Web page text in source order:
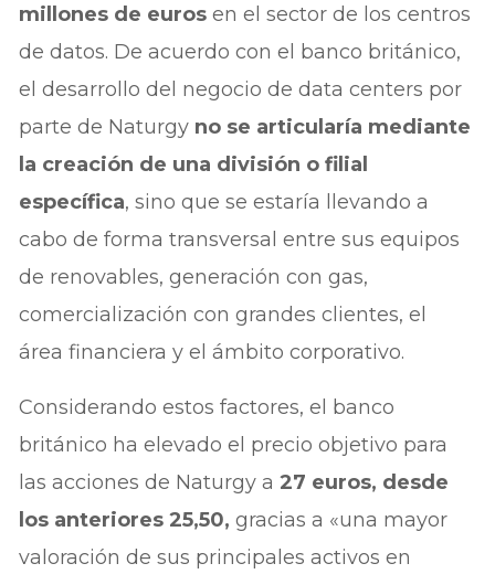
millones de euros en el sector de los centros
de datos. De acuerdo con el banco británico,
el desarrollo del negocio de data centers por
parte de Naturgy no se articularía mediante
la creación de una división o filial
específica, sino que se estaría llevando a
cabo de forma transversal entre sus equipos
de renovables, generación con gas,
comercialización con grandes clientes, el
área financiera y el ámbito corporativo.
Considerando estos factores, el banco
británico ha elevado el precio objetivo para
las acciones de Naturgy a27 euros, desde
los anteriores 25,50,gracias a «una mayor
valoración de sus principales activos en